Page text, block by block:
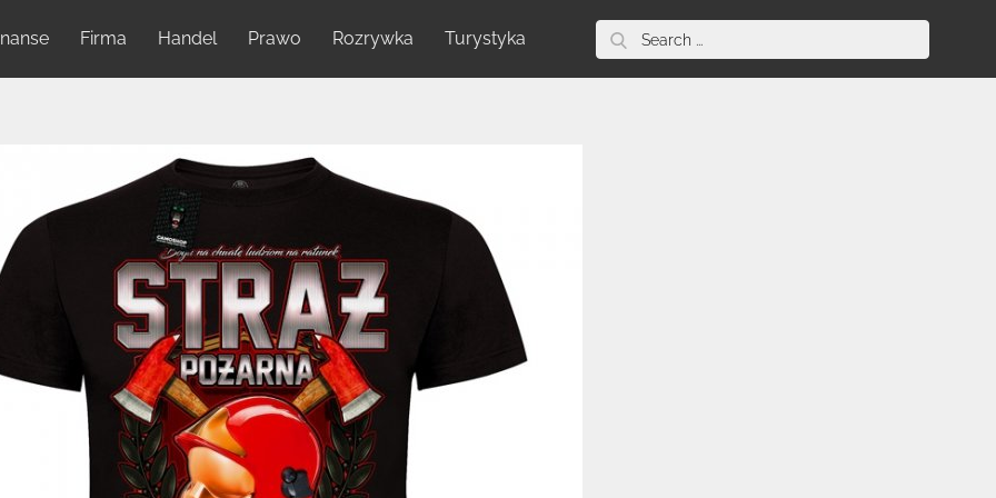
Firma Handel Prawo Rozrywka Turystyka
Search
for: